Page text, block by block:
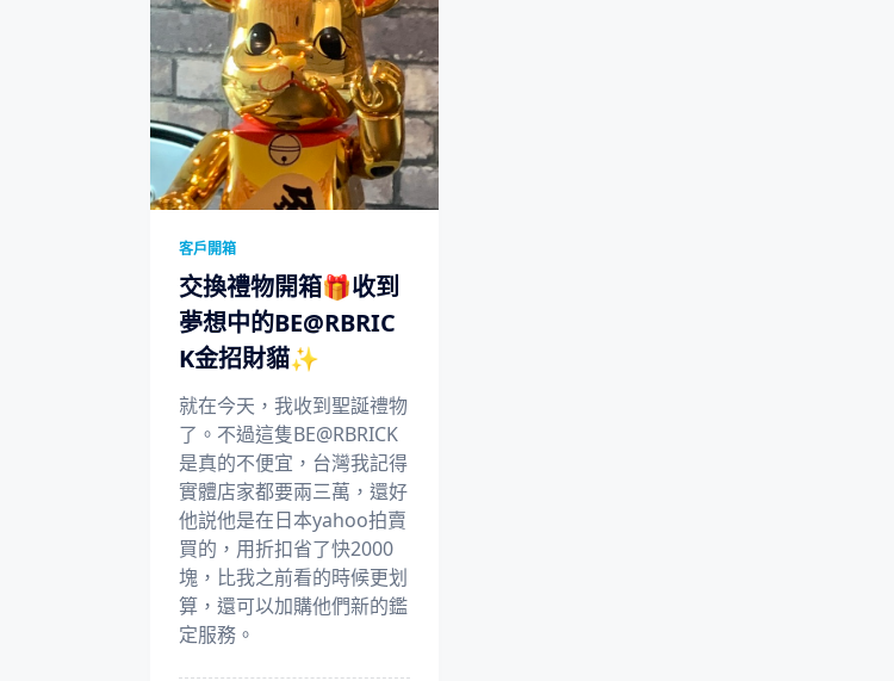
客戶開箱
交換禮物開箱🎁收到
夢想中的BE@RBRIC
K金招財貓✨
就在今天，我收到聖誕禮物
了。不過這隻BE@RBRICK
是真的不便宜，台灣我記得
實體店家都要兩三萬，還好
他説他是在日本yahoo拍賣
買的，用折扣省了快2000
塊，比我之前看的時候更划
算，還可以加購他們新的鑑
定服務。